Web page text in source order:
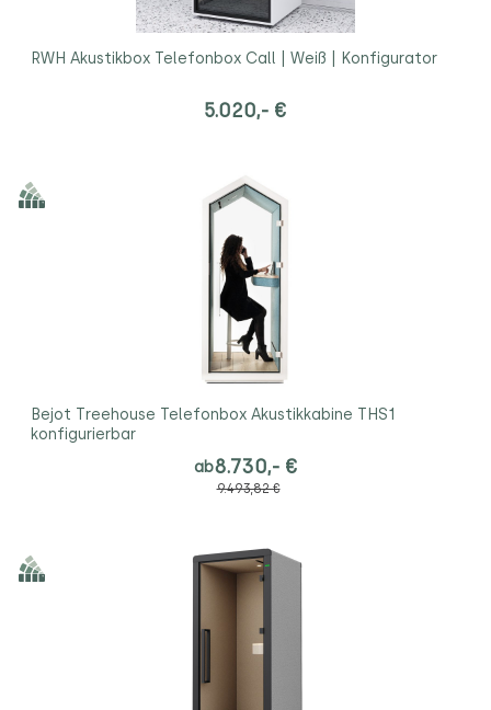
RWH Akustikbox Telefonbox Call | Weiß | Konfigurator
5.020,- €
Bejot Treehouse Telefonbox Akustikkabine THS1
konfigurierbar
ab8.730,- €
9.493,82 €